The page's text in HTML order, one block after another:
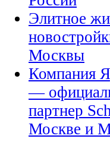
Элитное
Москвы
Компания
—
партнер
Москве и